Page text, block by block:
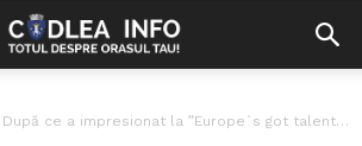
După ce a impresionat la ”Europe`s got talent”,codleanca Ioana Samoilă expune la...